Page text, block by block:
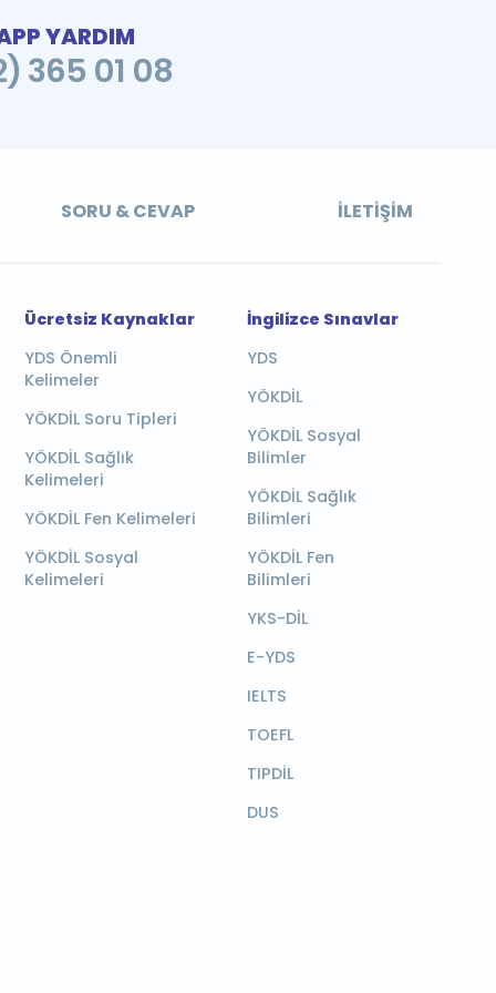
YARDIM
365 01 08
SORU & CEVAP İLETIŞIM
Ücretsiz Kaynaklar
YDS Önemli
Kelimeler
YÖKDİL Soru Tipleri
YÖKDİL Sağlık
Kelimeleri
YÖKDİL Fen Kelimeleri
YÖKDİL Sosyal
Kelimeleri
İngilizce Sınavlar
YDS
YÖKDİL
YÖKDİL Sosyal
Bilimler
YÖKDİL Sağlık
Bilimleri
YÖKDİL Fen
Bilimleri
YKS-DİL
E-YDS
IELTS
TOEFL
TIPDİL
DUS